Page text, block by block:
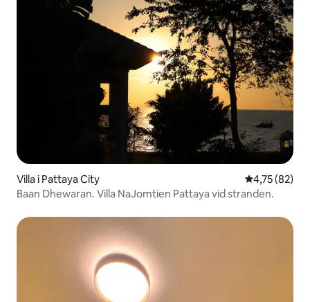
Villa i Pattaya City 4,75 av 5 i
4,75 (82)
Baan Dhewaran. Villa NaJomtien Pattaya vid stranden.